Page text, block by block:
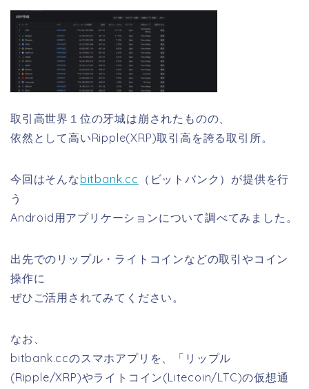
取引高世界１位の牙城は崩されたものの、
依然として高いRipple(XRP)取引高を誇る取引所。
今回はそんなbitbank.cc （ビットバンク）が提供を行
う
Android用アプリケーションについて調べてみました。
出先でのリップル・ライトコインなどの取引やコイン
操作に
ぜひご活用されてみてください。
なお、
bitbank.ccのスマホアプリを、「リップル
(Ripple/XRP)やライトコイン(Litecoin/LTC)の仮想通